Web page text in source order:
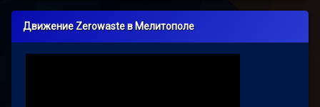
Движение Zerowaste в Мелитополе